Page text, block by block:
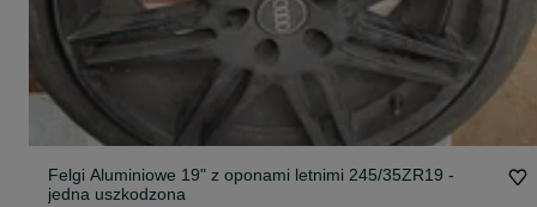
Felgi Aluminiowe 19" z oponami letnimi 245/35ZR19 -
jedna uszkodzona